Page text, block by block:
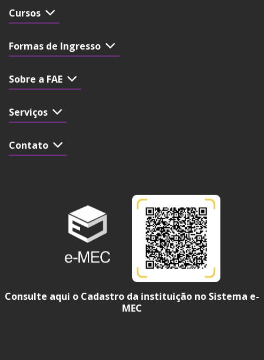
Cursos
Formas de Ingresso
Sobre a FAE
Serviços
Contato
Consulte aqui o Cadastro da instituição no Sistema e-
MEC